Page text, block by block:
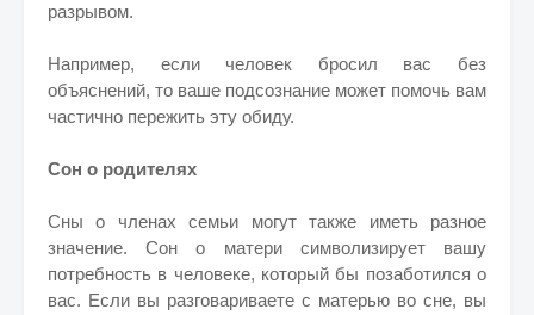
разрывом.
Например, если человек бросил вас без
объяснений, то ваше подсознание может помочь вам
частично пережить эту обиду.
Сон о родителях
Сны о членах семьи могут также иметь разное
значение. Сон о матери символизирует вашу
потребность в человеке, который бы позаботился о
вас. Если вы разговариваете с матерью во сне, вы